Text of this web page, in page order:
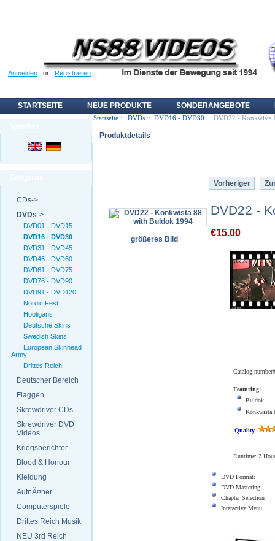
Anmelden or Registrieren
STARTSEITE NEUE PRODUKTE SONDERANGEBOTE
CDs->
DVDs->
DVD01 - DVD15
DVD16 - DVD30
DVD31 - DVD45
DVD46 - DVD60
DVD61 - DVD75
DVD76 - DVD90
DVD91 - DVD120
Nordic Fest
Hooligans
Deutsche Skins
Swedish Skins
European Skinhead
Army
Drittes Reich
Deutscher Bereich
Flaggen
Skrewdriver CDs
Skrewdriver DVD
Videos
Kriegsberichter
Blood & Honour
Kleidung
AufnÃ¤her
Computerspiele
Drittes Reich Musik
NEU 3rd Reich
Startseite :: DVDs :: DVD16 - DVD30 :: DVD22 - Konkwista
Produktdetails
Vorheriger
größeres Bild
DVD22 -
€15.00
Catalog
Featuring:
Buldok
Konkwista
Quality
Runtime: 2
DVD Format:
DVD Mastering:
Chapter Selection
Interactive Menu